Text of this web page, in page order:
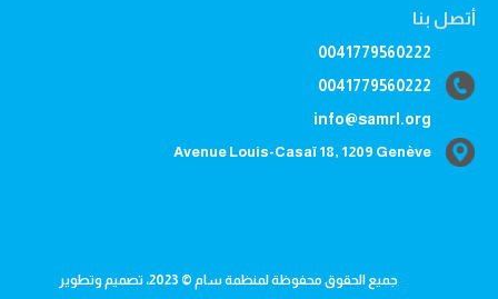
أتصل بنا
0041779560222
0041779560222
info@samrl.org
Avenue Louis-Casaï 18, 1209 Genève
جميع الحقوق محفوظة لمنظمة سام © 2023، تصميم وتطوير